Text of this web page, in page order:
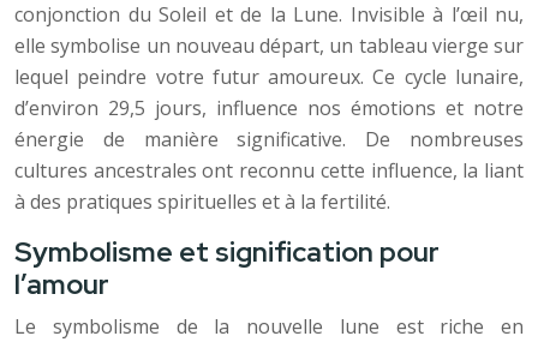
conjonction du Soleil et de la Lune. Invisible à l’œil nu,
elle symbolise un nouveau départ, un tableau vierge sur
lequel peindre votre futur amoureux. Ce cycle lunaire,
d’environ 29,5 jours, influence nos émotions et notre
énergie de manière significative. De nombreuses
cultures ancestrales ont reconnu cette influence, la liant
à des pratiques spirituelles et à la fertilité.
Symbolisme et signification pour
l’amour
Le symbolisme de la nouvelle lune est riche en